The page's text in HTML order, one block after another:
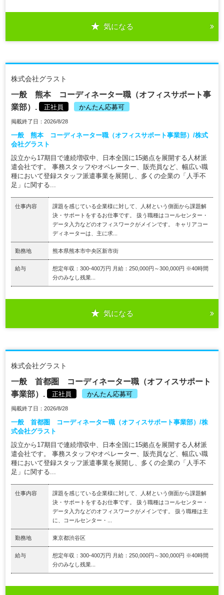
気になる
株式会社グラスト
一般 熊本 コーディネーター職（オフィスサポート事
業部）.
正社員 かんたん応募可
掲載終了日：2026/8/28
一般 熊本 コーディネーター職（オフィスサポート事業部）/株式
会社グラスト
設立から17期目で連続増収中、日本全国に15拠点を展開する人材派
遣会社です。 事務スタッフやオペレーター、販売員など、幅広い職
種において登録スタッフ派遣事業を展開し、多くの企業の「人手不
足」に関する...
仕事内容
課題を感じている企業様に対して、人材という側面から課題解
決・サポートをするお仕事です。 扱う職種はコールセンター・
データ入力などのオフィスワークがメインです。 キャリアコー
ディネーターは、主に求...
勤務地 熊本県熊本市中央区新市街
給与
想定年収：300-400万円 月給：250,000円～300,000円 ※40時間
分のみなし残業...
気になる
株式会社グラスト
一般 首都圏 コーディネーター職（オフィスサポート
事業部）.
正社員 かんたん応募可
掲載終了日：2026/8/28
一般 首都圏 コーディネーター職（オフィスサポート事業部）/株
式会社グラスト
設立から17期目で連続増収中、日本全国に15拠点を展開する人材派
遣会社です。 事務スタッフやオペレーター、販売員など、幅広い職
種において登録スタッフ派遣事業を展開し、多くの企業の「人手不
足」に関する...
仕事内容
課題を感じている企業様に対して、人材という側面から課題解
決・サポートをするお仕事です。 扱う職種はコールセンター・
データ入力などのオフィスワークがメインです。 扱う職種は主
に、コールセンター・...
勤務地 東京都渋谷区
給与
想定年収：300-400万円 月給：250,000円～300,000円 ※40時間
分のみなし残業...